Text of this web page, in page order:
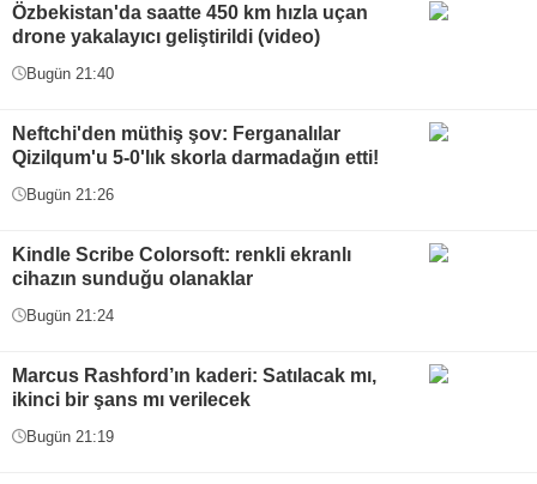
Özbekistan'da saatte 450 km hızla uçan
drone yakalayıcı geliştirildi (video)
Bugün 21:40
Neftchi'den müthiş şov: Ferganalılar
Qizilqum'u 5-0'lık skorla darmadağın etti!
Bugün 21:26
Kindle Scribe Colorsoft: renkli ekranlı
cihazın sunduğu olanaklar
Bugün 21:24
Marcus Rashford’ın kaderi: Satılacak mı,
ikinci bir şans mı verilecek
Bugün 21:19